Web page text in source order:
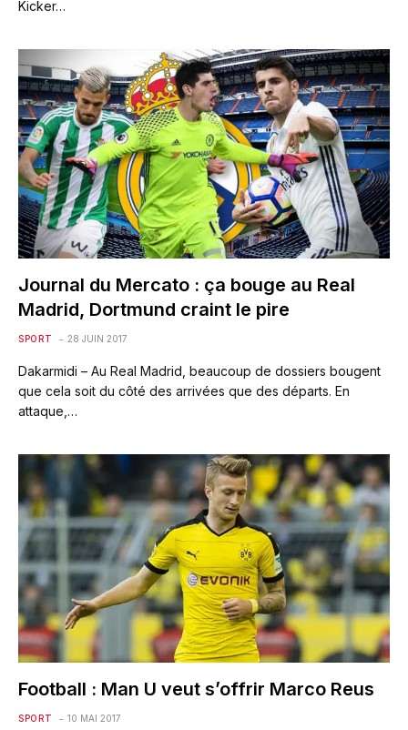
Kicker…
Journal du Mercato : ça bouge au Real
Madrid, Dortmund craint le pire
SPORT 28 JUIN 2017
Dakarmidi – Au Real Madrid, beaucoup de dossiers bougent
que cela soit du côté des arrivées que des départs. En
attaque,…
Football : Man U veut s’offrir Marco Reus
SPORT 10 MAI 2017